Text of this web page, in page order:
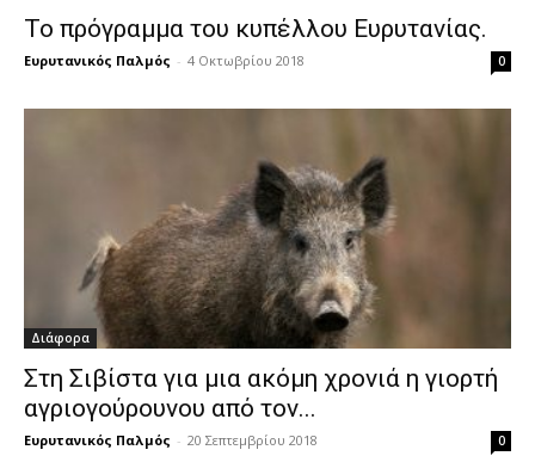
Το πρόγραμμα του κυπέλλου Ευρυτανίας.
Ευρυτανικός Παλμός - 4 Οκτωβρίου 2018 0
Διάφορα
Στη Σιβίστα για μια ακόμη χρονιά η γιορτή
αγριογούρουνου από τον...
Ευρυτανικός Παλμός - 20 Σεπτεμβρίου 2018 0